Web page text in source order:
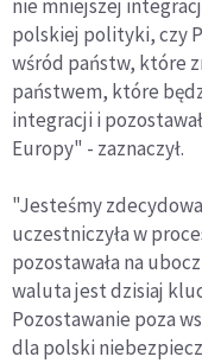
nie mniejszej
polskiej polityki, czy
wśród państw, które
państwem, które
integracji i
Europy" - zaznaczył.
"Jesteśmy
uczestniczyła w
pozostawała na
waluta jest dzisiaj
Pozostawanie poza
dla polski